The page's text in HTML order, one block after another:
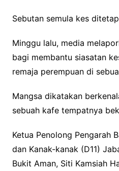
Sebutan semula kes
Minggu lalu, media
bagi membantu siasatan
remaja perempuan di
Mangsa dikatakan
sebuah kafe tempatnya
Ketua Penolong Pengarah
dan Kanak-kanak (D11)
Bukit Aman, Siti Kamsiah